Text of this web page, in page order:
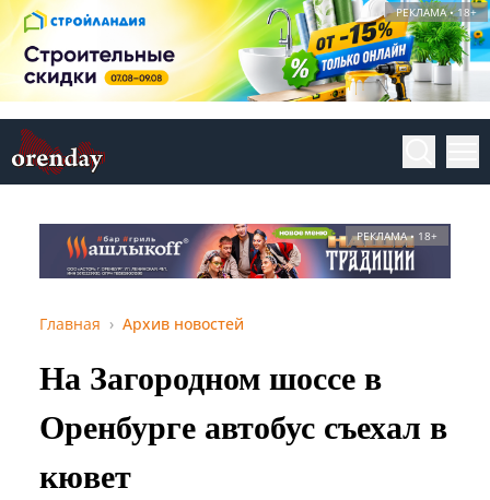
РЕКЛАМА • 18+
РЕКЛАМА • 18+
Главная Архив новостей
На Загородном шоссе в
Оренбурге автобус съехал в
кювет